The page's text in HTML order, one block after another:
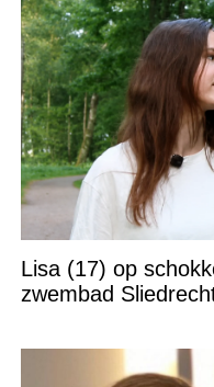
Lisa (17) op
zwembad